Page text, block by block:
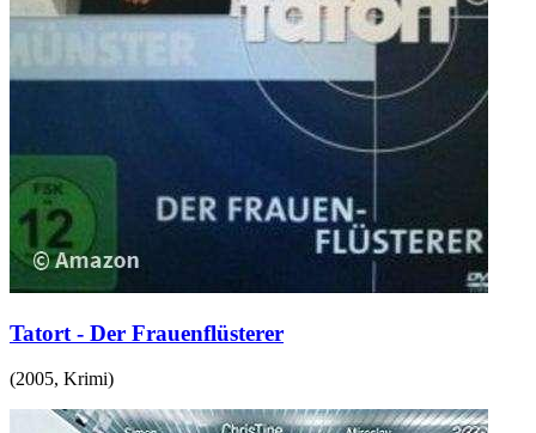
Tatort - Der Frauenflüsterer
(2005, Krimi)